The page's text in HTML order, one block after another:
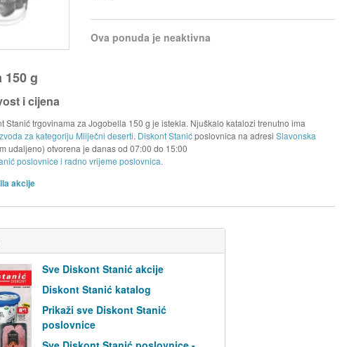
Ova ponuda je neaktivna
150 g
i cijena
Stanić trgovinama za Jogobella 150 g je istekla. Njuškalo katalozi trenutno ima
za kategoriju Mliječni deserti. Diskont Stanićposlovnica na adresi Slavonska
udaljeno) otvorena je danas od 07:00 do 15:00
poslovnice i radno vrijeme poslovnica.
akcije
Sve Diskont Stanić akcije
Diskont Stanić katalog
Prikaži sve Diskont Stanić
poslovnice